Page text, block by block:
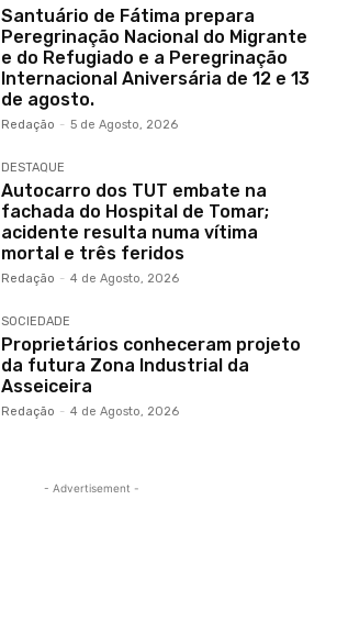
Santuário de Fátima prepara
Peregrinação Nacional do Migrante
e do Refugiado e a Peregrinação
Internacional Aniversária de 12 e 13
de agosto.
Redação - 5 de Agosto, 2026
DESTAQUE
Autocarro dos TUT embate na
fachada do Hospital de Tomar;
acidente resulta numa vítima
mortal e três feridos
Redação - 4 de Agosto, 2026
SOCIEDADE
Proprietários conheceram projeto
da futura Zona Industrial da
Asseiceira
Redação - 4 de Agosto, 2026
- Advertisement -